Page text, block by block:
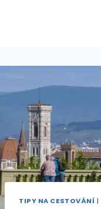
TIPY NA CESTOVÁNÍ |